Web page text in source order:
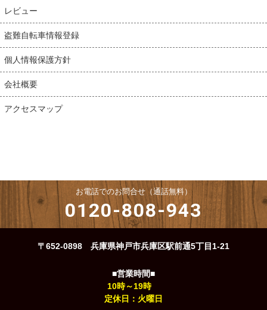
レビュー
盗難自転車情報登録
個人情報保護方針
会社概要
アクセスマップ
お電話でのお問合せ（通話無料）
0120-808-943
〒652-0898 兵庫県神戸市兵庫区駅前通5丁目1-21
■営業時間■
10時～19時
定休日：火曜日